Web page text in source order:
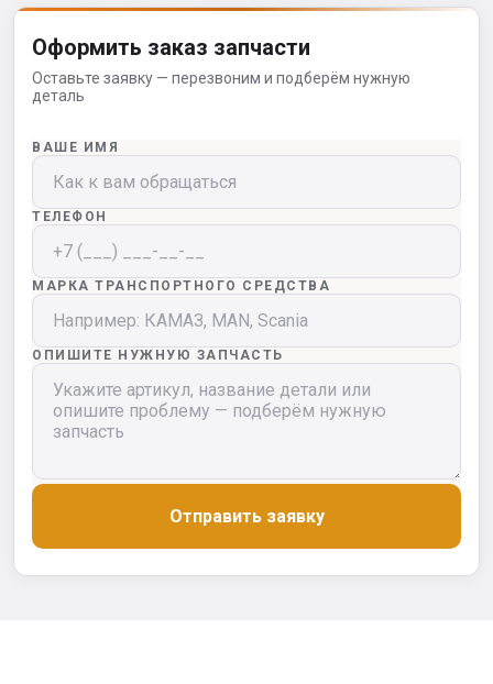
Оформить заказ запчасти
Оставьте заявку — перезвоним и подберём нужную
деталь
ВАШЕ ИМЯ
ТЕЛЕФОН
МАРКА ТРАНСПОРТНОГО СРЕДСТВА
ОПИШИТЕ НУЖНУЮ ЗАПЧАСТЬ
Отправить заявку